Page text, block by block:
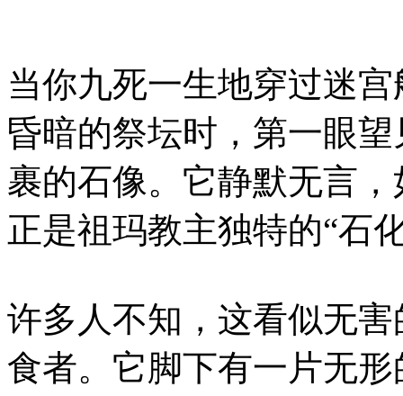
当你九死一生地穿过迷
昏暗的祭坛时，第一眼
裹的石像。它静默无言
正是祖玛教主独特的“石
许多人不知，这看似无
食者。它脚下有一片无